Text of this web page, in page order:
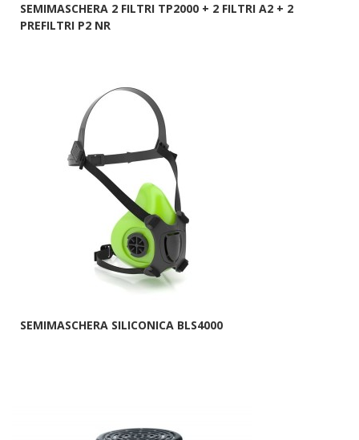
SEMIMASCHERA 2 FILTRI TP2000 + 2 FILTRI A2 + 2
PREFILTRI P2 NR
SEMIMASCHERA SILICONICA BLS4000